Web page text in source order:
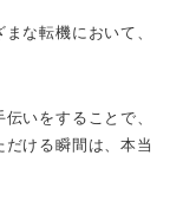
な転機において、
いをすることで、
だける瞬間は、本当